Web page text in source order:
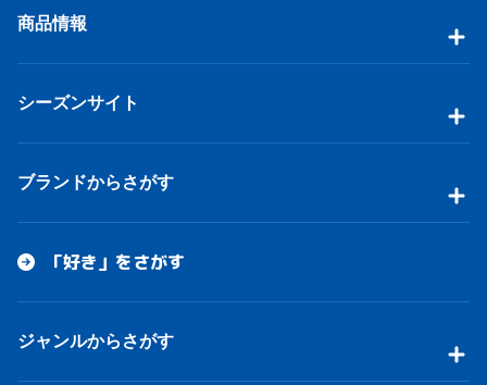
商品情報
シーズンサイト
ブランドからさがす
「好き」をさがす
ジャンルからさがす